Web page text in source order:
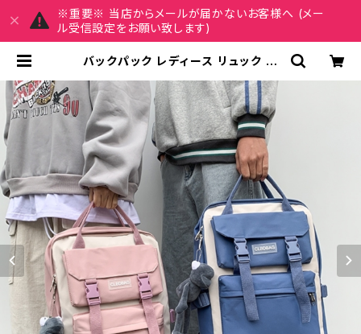
※重要※ 当店からメールが届かないお客様へ (メー
ル受信設定をお願い致します)
バックパック レディース リュック 春
クサック かばん スクエア ボックス バ
イカラー スクエア型バッグ 縦長 部活
合宿 旅行 通学 学校バッグ 高校生 中
学生 男の子 女の子 A4 B4 シンプル
バッグパック バック ロゴ ブラック ピ
ンク ライトブルー ブルー カレッジコ
ーデ カジュアル デイリー お出かけ K
-B0020 | REIRSE レイルセ 20代,
30代,40代 レディースファッション
通販